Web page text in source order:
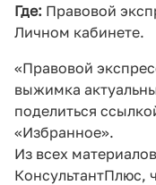
Где: Правовой
Личном кабинете.
«Правовой
выжимка
поделиться
«Избранное».
Из всех
КонсультантПлюс,